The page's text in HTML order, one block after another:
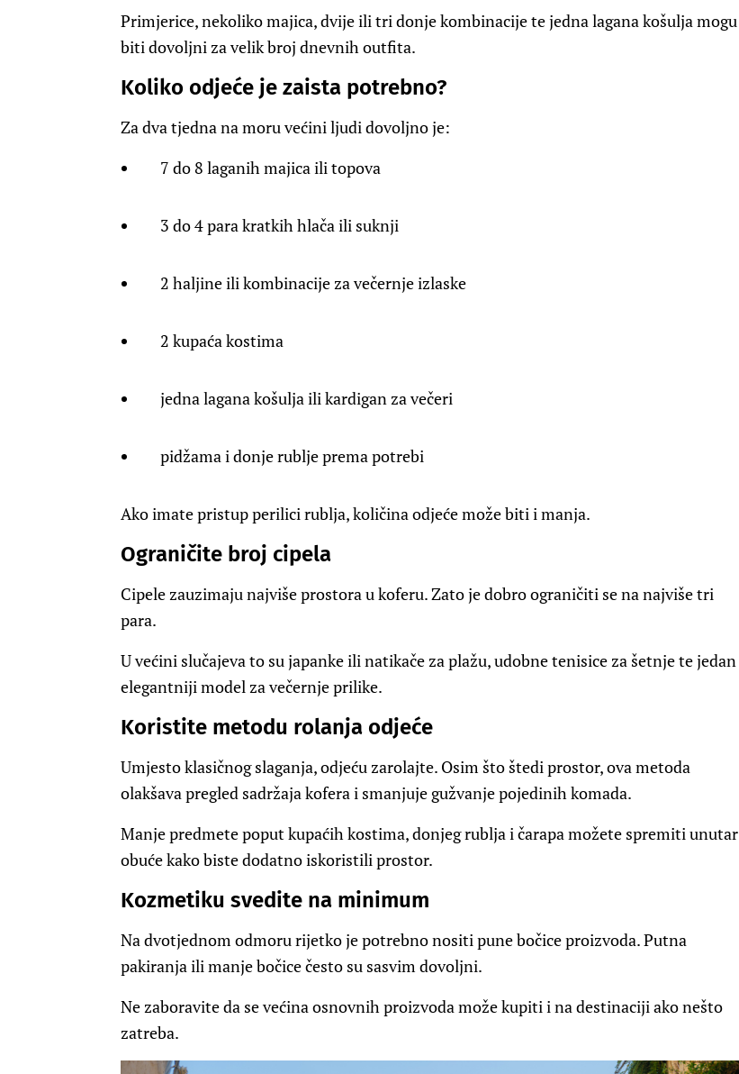
Primjerice, nekoliko majica, dvije ili tri donje kombinacije te jedna lagana košulja mogu
biti dovoljni za velik broj dnevnih outfita.
Koliko odjeće je zaista potrebno?
Za dva tjedna na moru većini ljudi dovoljno je:
7 do 8 laganih majica ili topova
3 do 4 para kratkih hlača ili suknji
2 haljine ili kombinacije za večernje izlaske
2 kupaća kostima
jedna lagana košulja ili kardigan za večeri
pidžama i donje rublje prema potrebi
Ako imate pristup perilici rublja, količina odjeće može biti i manja.
Ograničite broj cipela
Cipele zauzimaju najviše prostora u koferu. Zato je dobro ograničiti se na najviše tri
para.
U većini slučajeva to su japanke ili natikače za plažu, udobne tenisice za šetnje te jedan
elegantniji model za večernje prilike.
Koristite metodu rolanja odjeće
Umjesto klasičnog slaganja, odjeću zarolajte. Osim što štedi prostor, ova metoda
olakšava pregled sadržaja kofera i smanjuje gužvanje pojedinih komada.
Manje predmete poput kupaćih kostima, donjeg rublja i čarapa možete spremiti unutar
obuće kako biste dodatno iskoristili prostor.
Kozmetiku svedite na minimum
Na dvotjednom odmoru rijetko je potrebno nositi pune bočice proizvoda. Putna
pakiranja ili manje bočice često su sasvim dovoljni.
Ne zaboravite da se većina osnovnih proizvoda može kupiti i na destinaciji ako nešto
zatreba.